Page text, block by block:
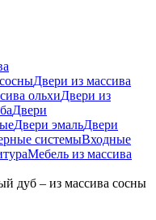
Двери из массива
ольхиДвери из
Двери
Двери эмальДвери
системыВходные
Мебель из массива
дуб – из массива сосны